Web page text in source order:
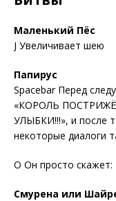
Маленький Пёс
J Увеличивает шею
Папирус
Spacebar Перед
«КОРОЛЬ
УЛЫБКИ!!!», и после
некоторые диалоги
O Он просто скажет:
Смурена или